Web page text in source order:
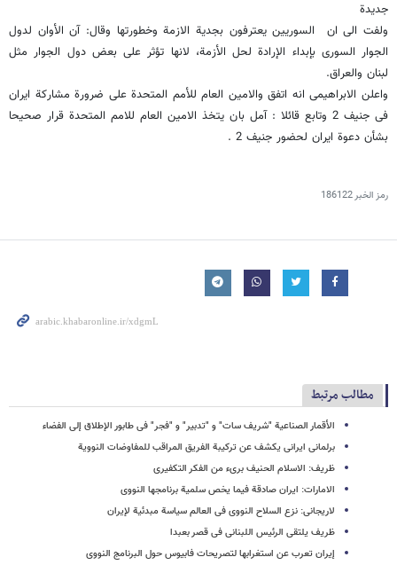
جدیدة
ولفت الى ان السوریین یعترفون بجدیة الازمة وخطورتها وقال: آن الأوان لدول
الجوار السوری بإبداء الإرادة لحل الأزمة، لانها تؤثر على بعض دول الجوار مثل
لبنان والعراق.
واعلن الابراهیمی انه اتفق والامین العام للأمم المتحدة على ضرورة مشارکة ایران
فی جنیف 2 وتابع قائلا : آمل بان یتخذ الامین العام للامم المتحدة قرار صحیحا
بشأن دعوة ایران لحضور جنیف 2 .
رمز الخبر186122
مطالب مرتبط
الأقمار الصناعیة "شریف سات" و "تدبیر" و "فجر" فی طابور الإطلاق إلی الفضاء
برلمانی ایرانی یکشف عن ترکیبة الفریق المراقب للمفاوضات النوویة
ظریف: الاسلام الحنیف بریء من الفکر التکفیری
الامارات: ایران صادقة فیما یخص سلمیة برنامجها النووی
لاریجانی: نزع السلاح النووی فی العالم سیاسة مبدئیة لإیران
ظریف یلتقی الرئیس اللبنانی فی قصر بعبدا
إیران تعرب عن استغرابها لتصریحات فابیوس حول البرنامج النووی